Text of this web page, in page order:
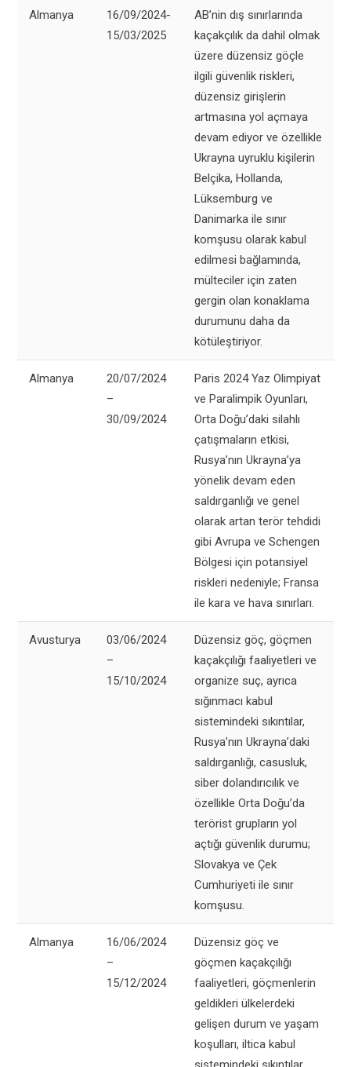
Almanya
16/09/2024-
15/03/2025
AB’nin dış sınırlarında
kaçakçılık da dahil olmak
üzere düzensiz göçle
ilgili güvenlik riskleri,
düzensiz girişlerin
artmasına yol açmaya
devam ediyor ve özellikle
Ukrayna uyruklu kişilerin
Belçika, Hollanda,
Lüksemburg ve
Danimarka ile sınır
komşusu olarak kabul
edilmesi bağlamında,
mülteciler için zaten
gergin olan konaklama
durumunu daha da
kötüleştiriyor.
Almanya
20/07/2024
–
30/09/2024
Paris 2024 Yaz Olimpiyat
ve Paralimpik Oyunları,
Orta Doğu’daki silahlı
çatışmaların etkisi,
Rusya’nın Ukrayna’ya
yönelik devam eden
saldırganlığı ve genel
olarak artan terör tehdidi
gibi Avrupa ve Schengen
Bölgesi için potansiyel
riskleri nedeniyle; Fransa
ile kara ve hava sınırları.
Avusturya
03/06/2024
–
15/10/2024
Düzensiz göç, göçmen
kaçakçılığı faaliyetleri ve
organize suç, ayrıca
sığınmacı kabul
sistemindeki sıkıntılar,
Rusya’nın Ukrayna’daki
saldırganlığı, casusluk,
siber dolandırıcılık ve
özellikle Orta Doğu’da
terörist grupların yol
açtığı güvenlik durumu;
Slovakya ve Çek
Cumhuriyeti ile sınır
komşusu.
Almanya
16/06/2024
–
15/12/2024
Düzensiz göç ve
göçmen kaçakçılığı
faaliyetleri, göçmenlerin
geldikleri ülkelerdeki
gelişen durum ve yaşam
koşulları, iltica kabul